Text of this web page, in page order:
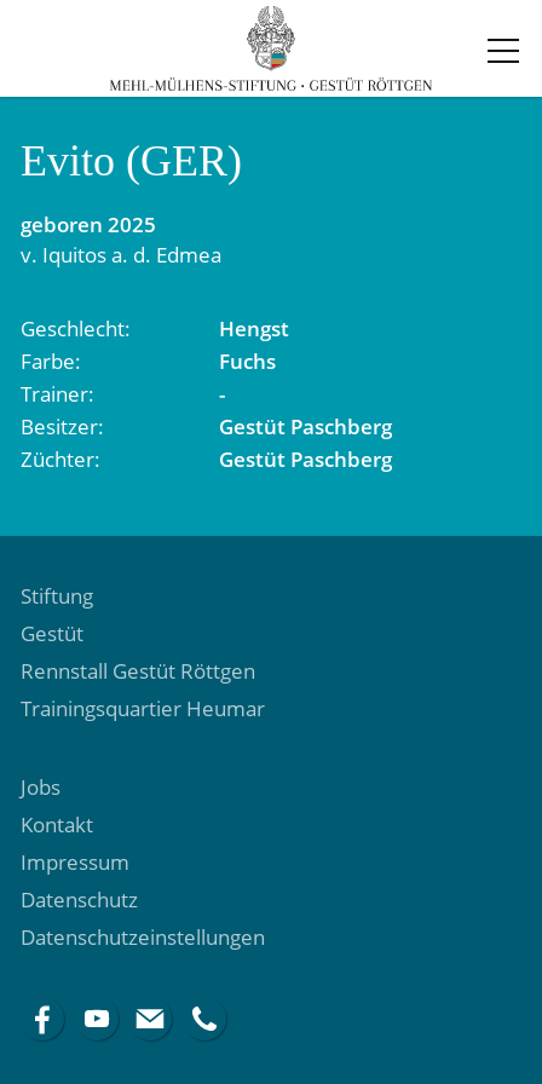
Evito (GER)
geboren 2025
v. Iquitosa. d. Edmea
Geschlecht
Hengst
Farbe
Fuchs
Trainer
-
Besitzer
Gestüt Paschberg
Züchter
Gestüt Paschberg
Stiftung
Gestüt
Rennstall Gestüt Röttgen
Trainingsquartier Heumar
Jobs
Kontakt
Impressum
Datenschutz
Datenschutzeinstellungen